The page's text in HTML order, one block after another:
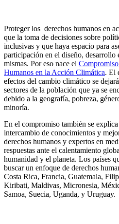
Proteger los derechos humanos en
que la toma de decisiones sobre
inclusivas y que haya espacio para
participación en el diseño, desarrollo
mismas. Por eso nace el
Humanos en la Acción Climática. El
efectos del cambio climático se
sectores de la población que ya se
debido a la geografía, pobreza,
minoría.
En el compromiso también se
intercambio de conocimientos y
derechos humanos y expertos en
respuestas ante el calentamiento
humanidad y el planeta. Los países
buscar un enfoque de derechos
Costa Rica, Francia, Guatemala,
Kiribati, Maldivas, Micronesia,
Samoa, Suecia, Uganda, y Uruguay.